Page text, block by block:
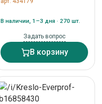
арт. ZN-434179
В наличии, 1–3 дня · 270 шт.
Задать вопрос
В корзину